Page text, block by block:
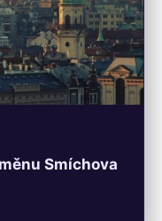
Smíchova